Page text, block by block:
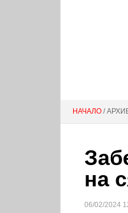
НАЧАЛО /
на
06/02/2024